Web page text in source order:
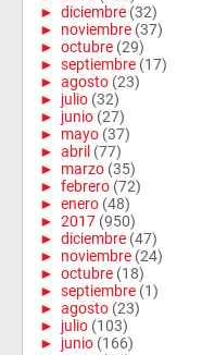
► diciembre (32)
► noviembre (37)
► octubre (29)
► septiembre (17)
► agosto (23)
► julio (32)
► junio (27)
► mayo (37)
► abril (77)
► marzo (35)
► febrero (72)
► enero (48)
► 2017 (950)
► diciembre (47)
► noviembre (24)
► octubre (18)
► septiembre (1)
► agosto (23)
► julio (103)
► junio (166)